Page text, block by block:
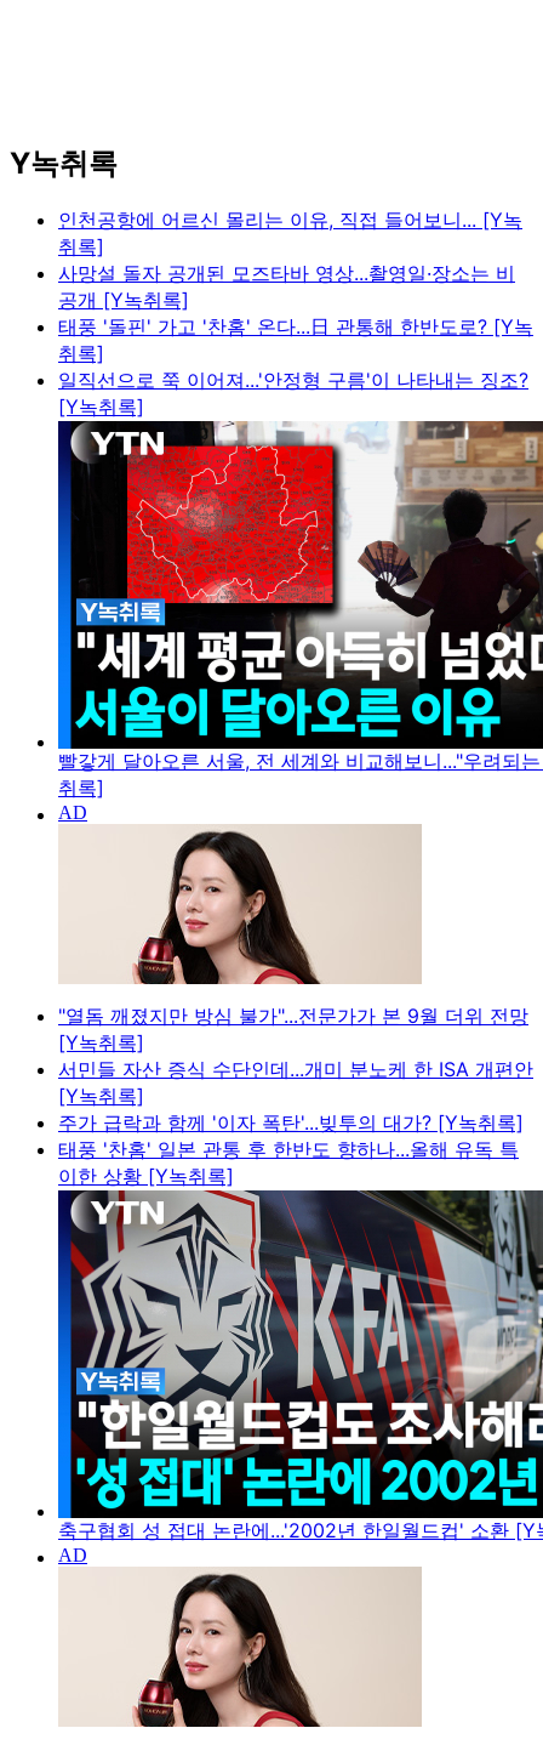
Y녹취록
인천공항에 어르신 몰리는 이유, 직접 들어보니... [Y녹
취록]
사망설 돌자 공개된 모즈타바 영상...촬영일·장소는 비
공개 [Y녹취록]
태풍 '돌핀' 가고 '찬홈' 온다...日 관통해 한반도로? [Y녹
취록]
일직선으로 쭉 이어져...'안정형 구름'이 나타내는 징조?
[Y녹취록]
빨갛게 달아오른 서울, 전 세계와 비교해보니..."우려되
취록]
"열돔 깨졌지만 방심 불가"...전문가가 본 9월 더위 전망
[Y녹취록]
서민들 자산 증식 수단인데...개미 분노케 한 ISA 개편안
[Y녹취록]
주가 급락과 함께 '이자 폭탄'...빚투의 대가? [Y녹취록]
태풍 '찬홈' 일본 관통 후 한반도 향하나...올해 유독 특
이한 상황 [Y녹취록]
축구협회 성 접대 논란에...'2002년 한일월드컵' 소환 [Y